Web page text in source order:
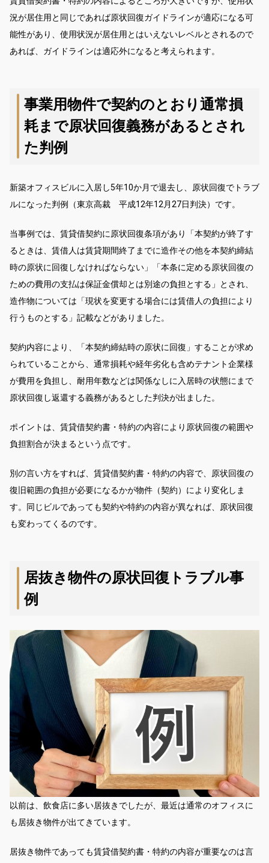
況が居住用と同じであれば原状回復ガイドラインが適応になる可
能性があり、使用状況が居住用とはいえないレベルとされるので
あれば、ガイドラインは適応外になると考えられます。
事業用物件で契約のとおり通常損
耗まで原状回復義務があるとされ
た判例
新築オフィスビルに入居し5年10か月で退去し、原状回復でトラブ
ルになった判例（東京高裁 平成12年12月27日判決）です。
当事例では、賃貸借契約に原状回復条項があり「本契約が終了す
るときは、賃借人は賃貸期間終了までに造作その他を本契約締結
時の原状に回復しなければならない」「本条に定める原状回復の
ための費用の支払は保証金償却とは別途の負担とする」とされ、
造作物については「現状を変更する場合には賃借人の負担により
行うものとする」記載などがありました。
契約内容により、「本契約締結時の原状に回復」することが求め
られていることから、通常損耗や経年劣化も含めテナント企業様
が費用を負担し、耐用年数などは関係なしに入居時の状態にまで
原状回復し返還する義務があるとした判決が出ました。
ポイントは、賃貸借契約書・特約の内容により原状回復の範囲や
負担割合が決まるという点です。
別の言い方をすれば、賃貸借契約書・特約の内容で、原状回復の
復旧範囲の負担が必要になるかが物件（契約）により変化しま
す。同じビルであっても契約や特約の内容が異なれば、原状回復
も変わってくるのです。
居抜き物件の原状回復トラブル事
例
以前は、飲食店に多い居抜きでしたが、最近は通常のオフィスに
も居抜き物件が出てきています。
居抜き物件であっても賃貸借契約書・特約の内容が重要なのは言